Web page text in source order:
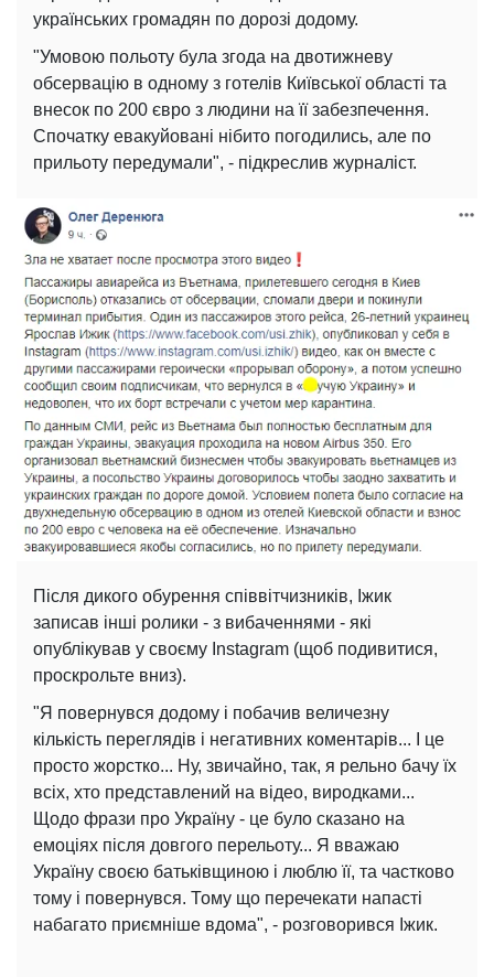
українських громадян по дорозі додому.
"Умовою польоту була згода на двотижневу
обсервацію в одному з готелів Київської області та
внесок по 200 євро з людини на її забезпечення.
Спочатку евакуйовані нібито погодились, але по
прильоту передумали", - підкреслив журналіст.
Після дикого обурення співвітчизників, Іжик
записав інші ролики - з вибаченнями - які
опублікував у своєму Instagram (щоб подивитися,
проскрольте вниз).
"Я повернувся додому і побачив величезну
кількість переглядів і негативних коментарів... І це
просто жорстко... Ну, звичайно, так, я рельно бачу їх
всіх, хто представлений на відео, виродками...
Щодо фрази про Україну - це було сказано на
емоціях після довгого перельоту... Я вважаю
Україну своєю батьківщиною і люблю її, та частково
тому і повернувся. Тому що перечекати напасті
набагато приємніше вдома", - розговорився Іжик.